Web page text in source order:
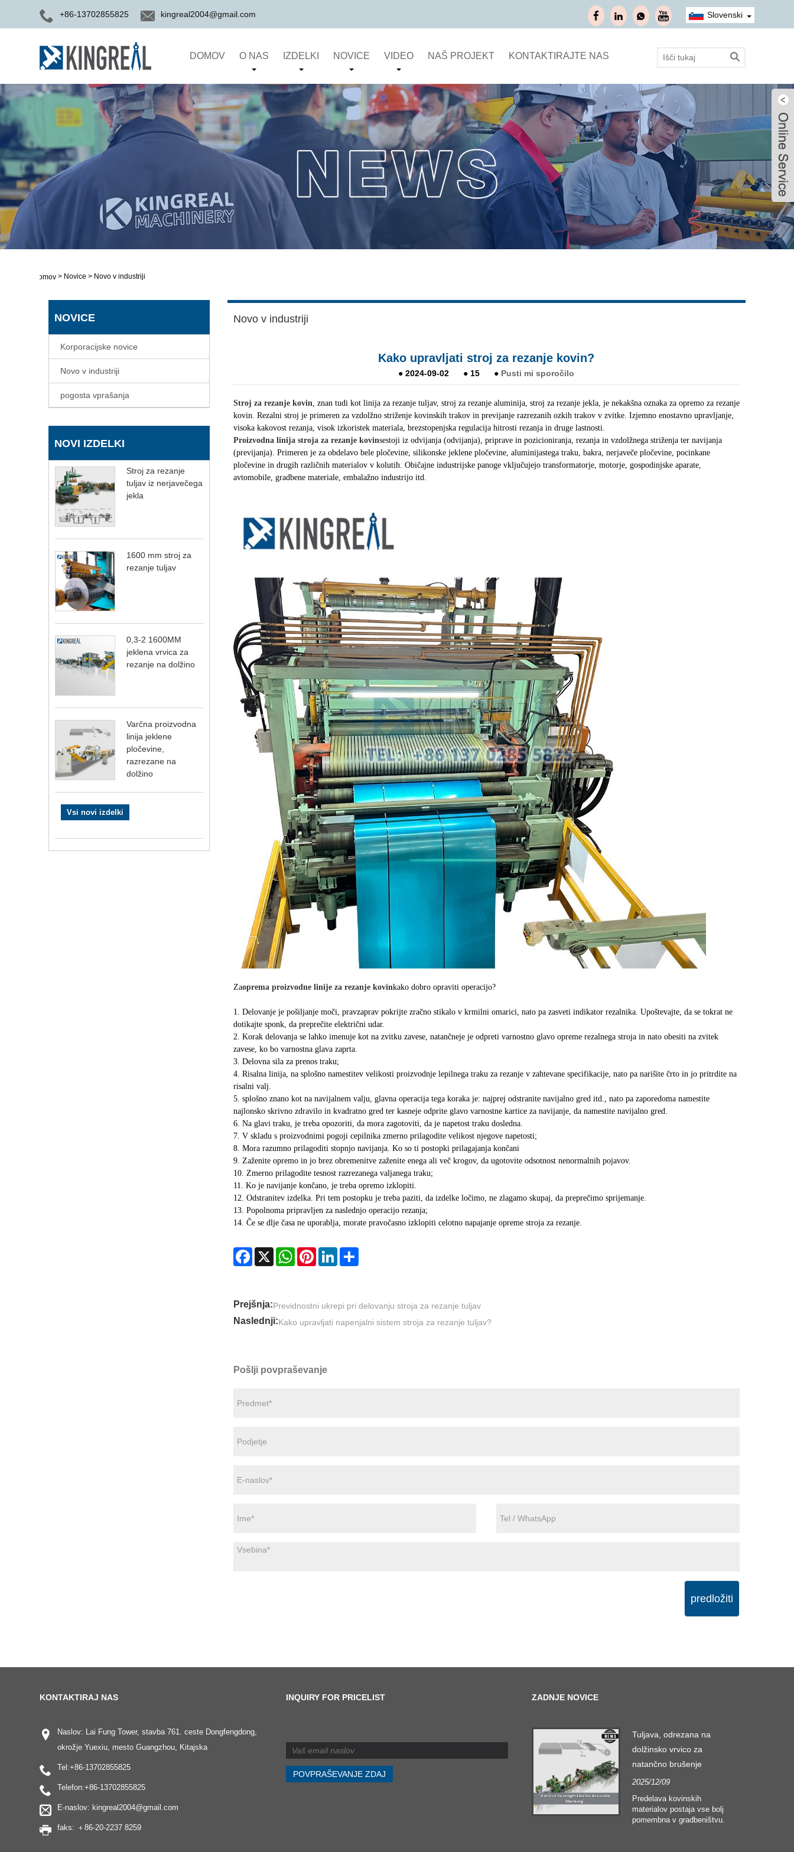
+86-13702855825 kingreal2004@gmail.com Slovenski
DOMOV O NAS IZDELKI NOVICE VIDEO NAŠ PROJEKT KONTAKTIRAJTE NAS
domov > Novice > Novo v industriji
NOVICE
Korporacijske novice
Novo v industriji
pogosta vprašanja
NOVI IZDELKI
Stroj za rezanje
tuljav iz nerjavečega
jekla
1600 mm stroj za
rezanje tuljav
0,3-2 1600MM
jeklena vrvica za
rezanje na dolžino
Varčna proizvodna
linija jeklene
pločevine,
razrezane na
dolžino
Vsi novi izdelki
Novo v industriji
Kako upravljati stroj za rezanje kovin?
●2024-09-02 ● 15 ● Pusti mi sporočilo
Stroj za rezanje kovin , znan tudi kot linija za rezanje tuljav, stroj za rezanje aluminija, stroj za rezanje jekla, je nekakšna oznaka za opremo za rezanje
kovin. Rezalni stroj je primeren za vzdolžno striženje kovinskih trakov in previjanje razrezanih ozkih trakov v zvitke. Izjemno enostavno upravljanje,
visoka kakovost rezanja, visok izkoristek materiala, brezstopenjska regulacija hitrosti rezanja in druge lastnosti.
Proizvodna linija stroja za rezanje kovinsestoji iz odvijanja (odvijanja), priprave in pozicioniranja, rezanja in vzdolžnega striženja ter navijanja
(previjanja). Primeren je za obdelavo bele pločevine, silikonske jeklene pločevine, aluminijastega traku, bakra, nerjaveče pločevine, pocinkane
pločevine in drugih različnih materialov v kolutih. Običajne industrijske panoge vključujejo transformatorje, motorje, gospodinjske aparate,
avtomobile, gradbene materiale, embalažno industrijo itd.
Zaoprema proizvodne linije za rezanje kovinkako dobro opraviti operacijo?
1. Delovanje je pošiljanje moči, pravzaprav pokrijte zračno stikalo v krmilni omarici, nato pa zasveti indikator rezalnika. Upoštevajte, da se tokrat ne
dotikajte sponk, da preprečite električni udar.
2. Korak delovanja se lahko imenuje kot na zvitku zavese, natančneje je odpreti varnostno glavo opreme rezalnega stroja in nato obesiti na zvitek
zavese, ko bo varnostna glava zaprta.
3. Delovna sila za prenos traku;
4. Risalna linija, na splošno namestitev velikosti proizvodnje lepilnega traku za rezanje v zahtevane specifikacije, nato pa narišite črto in jo pritrdite na
risalni valj.
5. splošno znano kot na navijalnem valju, glavna operacija tega koraka je: najprej odstranite navijalno gred itd., nato pa zaporedoma namestite
najlonsko skrivno zdravilo in kvadratno gred ter kasneje odprite glavo varnostne kartice za navijanje, da namestite navijalno gred.
6. Na glavi traku, je treba opozoriti, da mora zagotoviti, da je napetost traku dosledna.
7. V skladu s proizvodnimi pogoji cepilnika zmerno prilagodite velikost njegove napetosti;
8. Mora razumno prilagoditi stopnjo navijanja. Ko so ti postopki prilagajanja končani
9. Zaženite opremo in jo brez obremenitve zaženite enega ali več krogov, da ugotovite odsotnost nenormalnih pojavov.
10. Zmerno prilagodite tesnost razrezanega valjanega traku;
11. Ko je navijanje končano, je treba opremo izklopiti.
12. Odstranitev izdelka. Pri tem postopku je treba paziti, da izdelke ločimo, ne zlagamo skupaj, da preprečimo sprijemanje.
13. Popolnoma pripravljen za naslednjo operacijo rezanja;
14. Če se dlje časa ne uporablja, morate pravočasno izklopiti celotno napajanje opreme stroja za rezanje.
Facebook
X WhatsAppPinterestLinkedInShare
Prejšnja:Previdnostni ukrepi pri delovanju stroja za rezanje tuljav
Naslednji:Kako upravljati napenjalni sistem stroja za rezanje tuljav?
Pošlji povpraševanje
predložiti
KONTAKTIRAJ NAS
Naslov: Lai Fung Tower, stavba 761. ceste Dongfengdong,
okrožje Yuexiu, mesto Guangzhou, Kitajska
Tel:+86-13702855825
Telefon:+86-13702855825
E-naslov: kingreal2004@gmail.com
faks: ＋86-20-2237 8259
INQUIRY FOR PRICELIST ZADNJE NOVICE
Tuljava, odrezana na
dolžinsko vrvico za
natančno brušenje
2025/12/09
Predelava kovinskih
materialov postaja vse bolj
pomembna v gradbeništvu.